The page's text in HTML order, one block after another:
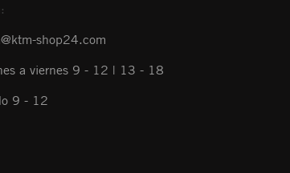
shop24.com
a viernes 9 - 12 | 13 - 18
9 - 12